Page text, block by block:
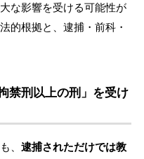
な影響を受ける可能性が
的根拠と、逮捕・前科・
禁刑以上の刑」を受け
、 逮捕されただけでは教